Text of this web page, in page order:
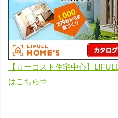
【ローコスト住宅中心】
はこちら⇒